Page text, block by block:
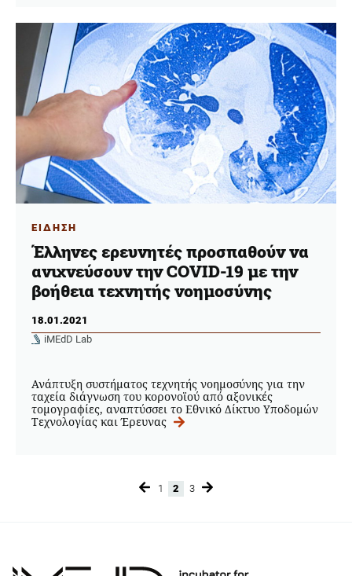
ΕΙΔΗΣΗ
Έλληνες ερευνητές προσπαθούν να
ανιχνεύσουν την COVID-19 με την
βοήθεια τεχνητής νοημοσύνης
18.01.2021
iMEdD Lab
Ανάπτυξη συστήματος τεχνητής νοημοσύνης για την
ταχεία διάγνωση του κορονοϊού από αξονικές
τομογραφίες, αναπτύσσει το Εθνικό Δίκτυο Υποδομών
Τεχνολογίας και Έρευνας
Page
1 Page
2 Page
3